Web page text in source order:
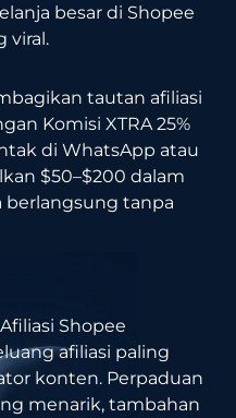
besar di Shopee
viral.
tautan afiliasi
Komisi XTRA 25%
di WhatsApp atau
$50–$200 dalam
berlangsung tanpa
Shopee
afiliasi paling
konten. Perpaduan
menarik, tambahan